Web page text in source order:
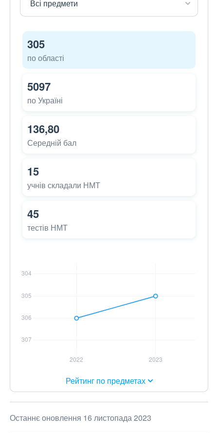
305
по області
5097
по Україні
136,80
Середній бал
15
учнів складали НМТ
45
тестів НМТ
Рейтинг по предметах
Останнє оновлення 16 листопада 2023